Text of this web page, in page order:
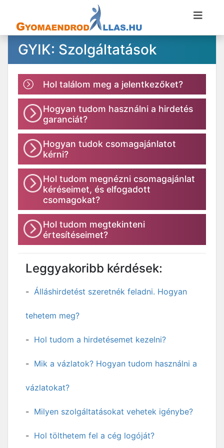
GYIK: Szolgáltatások
Hol találom meg a jelentkezőket?
Hogyan tudom használni a hirdetés
garanciát?
Hogyan tudok csomagajánlatot
kérni?
Hol tudom megnézni csomagajánlat
kéréseimet, és elfogadott
csomagokat?
Hol tudom megtekinteni
értesítéseimet?
Leggyakoribb kérdések:
Álláshirdetést szeretnék feladni. Hogyan
tehetem meg?
Hol tudom a hirdetésemet kezelni?
Mik a vázlatok? Hogyan tudom használni a
vázlatokat?
Milyen szolgáltatásokat vehetek igénybe?
Hol tölthetem fel a cég logóját?